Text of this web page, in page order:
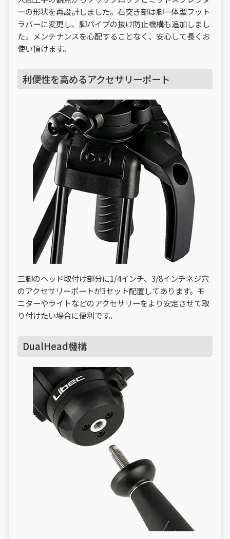
ーの形状を再設計しました。石突き部は脚一体型フット
ラバーに変更し、脚パイプの抜け防止機構も追加しまし
た。メンテナンスを心配することなく、安心して長くお
使い頂けます。
利便性を高めるアクセサリーポート
三脚のヘッド取付け部分に1/4インチ、3/8インチネジ穴
のアクセサリーポートが3セット配置してあります。モ
ニターやライトなどのアクセサリーをより安定させて取
り付けたい場合に便利です。
DualHead機構